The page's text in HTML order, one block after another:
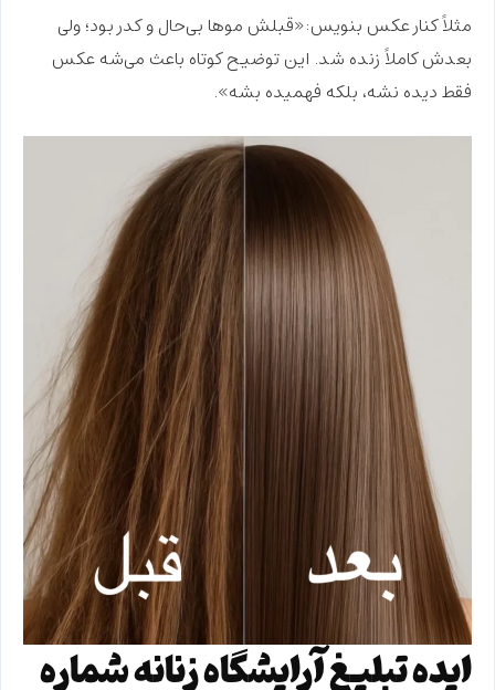
مثلاً کنار عکس بنویس:«قبلش موها بی‌حال و کدر بود؛ ولی
بعدش کاملاً زنده شد. این توضیح کوتاه باعث می‌شه عکس
فقط دیده نشه، بلکه فهمیده بشه».
ایده تبلیغ آرایشگاه زنانه شماره